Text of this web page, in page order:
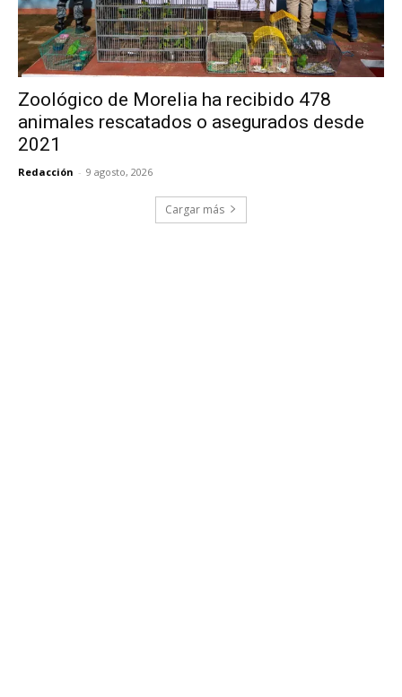
Zoológico de Morelia ha recibido 478
animales rescatados o asegurados desde
2021
Redacción - 9 agosto, 2026
Cargar más